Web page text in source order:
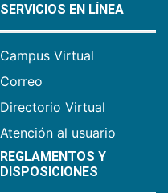
SERVICIOS EN LÍNEA
Campus Virtual
Correo
Directorio Virtual
Atención al usuario
REGLAMENTOS Y
DISPOSICIONES